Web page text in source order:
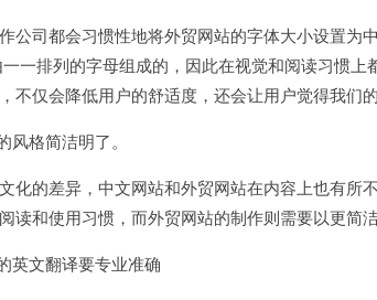
公司都会习惯性地将外贸网站的字体大小设置为
一排列的字母组成的，因此在视觉和阅读习惯
不仅会降低用户的舒适度，还会让用户觉得我们
风格简洁明了。
化的差异，中文网站和外贸网站在内容上也有所
读和使用习惯，而外贸网站的制作则需要以更简
英文翻译要专业准确